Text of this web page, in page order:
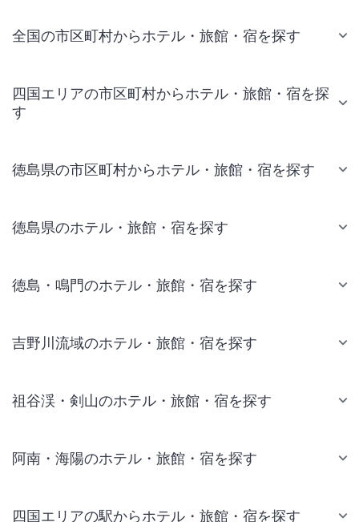
全国の市区町村からホテル・旅館・宿を探す
四国エリアの市区町村からホテル・旅館・宿を探
す
徳島県の市区町村からホテル・旅館・宿を探す
徳島県のホテル・旅館・宿を探す
徳島・鳴門のホテル・旅館・宿を探す
吉野川流域のホテル・旅館・宿を探す
祖谷渓・剣山のホテル・旅館・宿を探す
阿南・海陽のホテル・旅館・宿を探す
四国エリアの駅からホテル・旅館・宿を探す